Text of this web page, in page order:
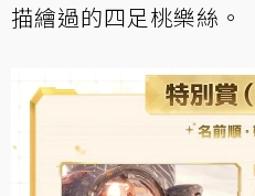
描繪過的四足桃樂絲。